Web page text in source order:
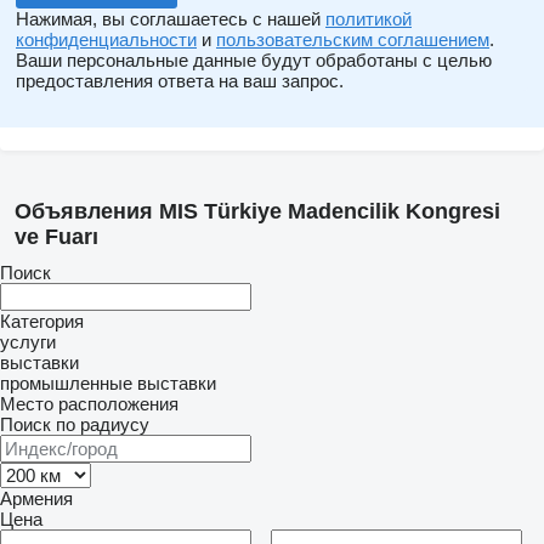
The fact that the fair area is located next to an important
institution such as the Ankara Chamber of Commerce in the
center of Ankara provides ease of transportation and
Нажимая, вы соглашаетесь с нашей политикой
конфиденциальности и пользовательским соглашением.
Ваши персональные данные будут обработаны с целью
предоставления ответа на ваш запрос.
Объявления MIS Türkiye Madencilik Kongresi
ve Fuarı
Поиск
Категория
услуги
выставки
промышленные выставки
Место расположения
Поиск по радиусу
Армения
Цена